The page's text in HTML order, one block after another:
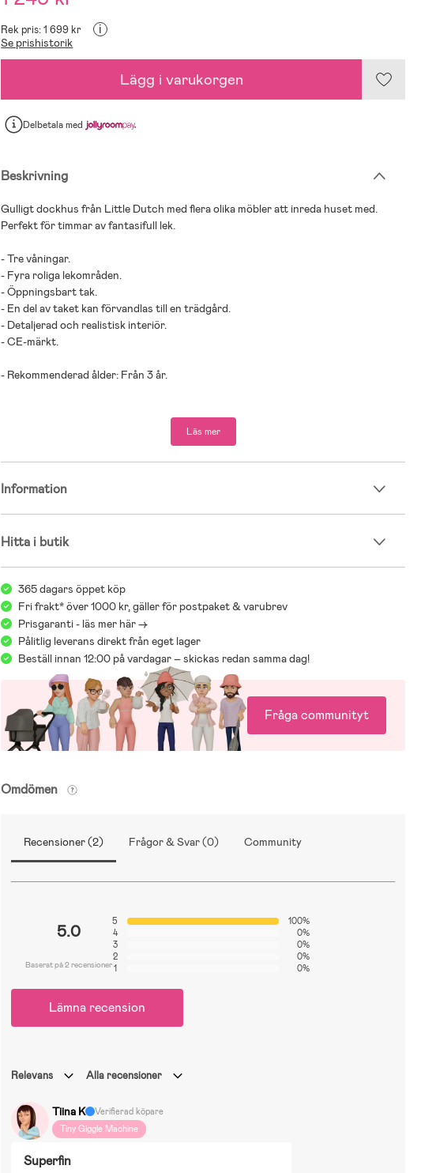
Rek pris: 1 699 kr i
Se prishistorik
Lägg i varukorgen
Delbetalamed
Beskrivning
Gulligt dockhus från Little Dutch med flera olika möbler att inreda huset med.
Perfekt för timmar av fantasifull lek.
- Tre våningar.
- Fyra roliga lekområden.
- Öppningsbart tak.
- En del av taket kan förvandlas till en trädgård.
- Detaljerad och realistisk interiör.
- CE-märkt.
- Rekommenderad ålder: Från 3 år.
Innehåller: 1 dockhus, 2 figurer, 1 set med dockmöbler.
Läs mer
Information
Hitta i butik
365 dagars öppet köp
Fri frakt* över 1000 kr, gäller för postpaket & varubrev
Prisgaranti - läs mer här ->
Pålitlig leverans direkt från eget lager
Beställ innan 12:00 på vardagar – skickas redan samma dag!
Fråga communityt
Omdömen
Recensioner (2) Frågor & Svar (0) Community
5.0
Baserat på 2 recensioner
5
100%
4
0%
3
0%
2
0%
1
0%
Lämna recension
Relevans Alla recensioner
Tiina K
Verifierad köpare
Tiny Giggle Machine
Superfin